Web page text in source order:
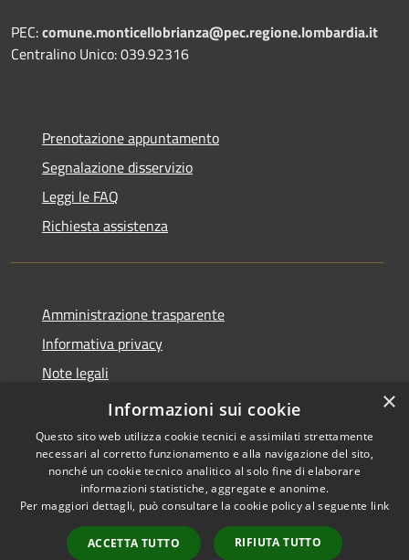
PEC:comune.monticellobrianza@pec.regione.lombardia.it
Centralino Unico: 039.92316
Prenotazione appuntamento
Segnalazione disservizio
Leggi le FAQ
Richiesta assistenza
Amministrazione trasparente
Informativa privacy
Note legali
Dichiarazione di accessibilità
Accessibilità
Copyright © 2026 • Comune di
Monticello Brianza • Powered
byMunicipium
Accesso
×
Informazioni sui cookie
Questo sito web utilizza cookie tecnici e assimilati strettamente
necessari al corretto funzionamento e alla navigazione del sito,
nonché un cookie tecnico analitico al solo fine di elaborare
informazioni statistiche, aggregate e anonime.
Per maggiori dettagli, può consultare la cookie policy al seguente link
ACCETTA TUTTO RIFIUTA TUTTO